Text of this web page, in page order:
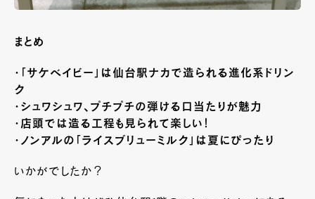
まとめ
・「サケベイビー」は仙台駅ナカで造られる進化系ドリン
ク
・シュワシュワ、プチプチの弾ける口当たりが魅力
・店頭では造る工程も見られて楽しい！
・ノンアルの「ライスブリューミルク」は夏にぴったり
いかがでしたか？